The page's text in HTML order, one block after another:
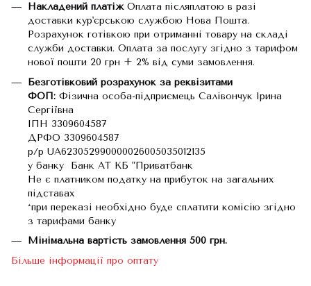
Накладений платіжОплата післяплатою в разі
доставки кур'єрською службою Нова Пошта.
Розрахунок готівкою при отриманні товару на складі
служби доставки. Оплата за послугу згідно з тарифом
нової пошти 20 грн + 2% від суми замовлення.
Безготівковий розрахунок за реквізитами
ФОП: Фізична особа-підприємець Салівончук Ірина
Сергіївна
ІПН 3309604587
ДРФО 3309604587
р/р UA623052990000026005035012135
у банку Банк АТ КБ "Приватбанк
Не є платником податку на прибуток на загальних
підставах
*при переказі необхідно буде сплатити комісію згідно
з тарифами банку
Мінімальна вартість замовлення 500 грн.
Більше інформації про оптату